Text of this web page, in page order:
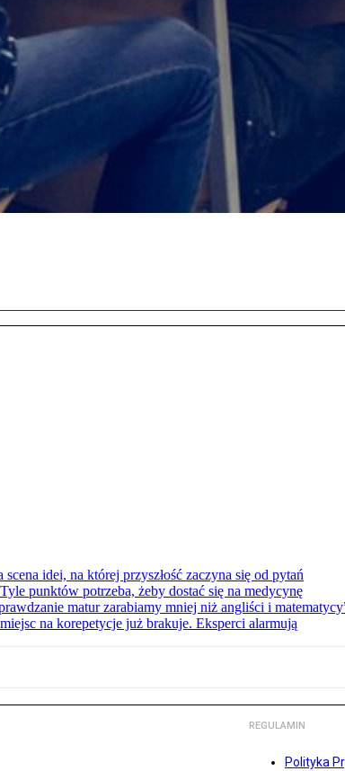
idei, na której przyszłość zaczyna się od pytań
punktów potrzeba, żeby dostać się na medycynę
matur zarabiamy mniej niż angliści i
na korepetycje już brakuje. Eksperci alarmują
REGULAMIN
Polityka